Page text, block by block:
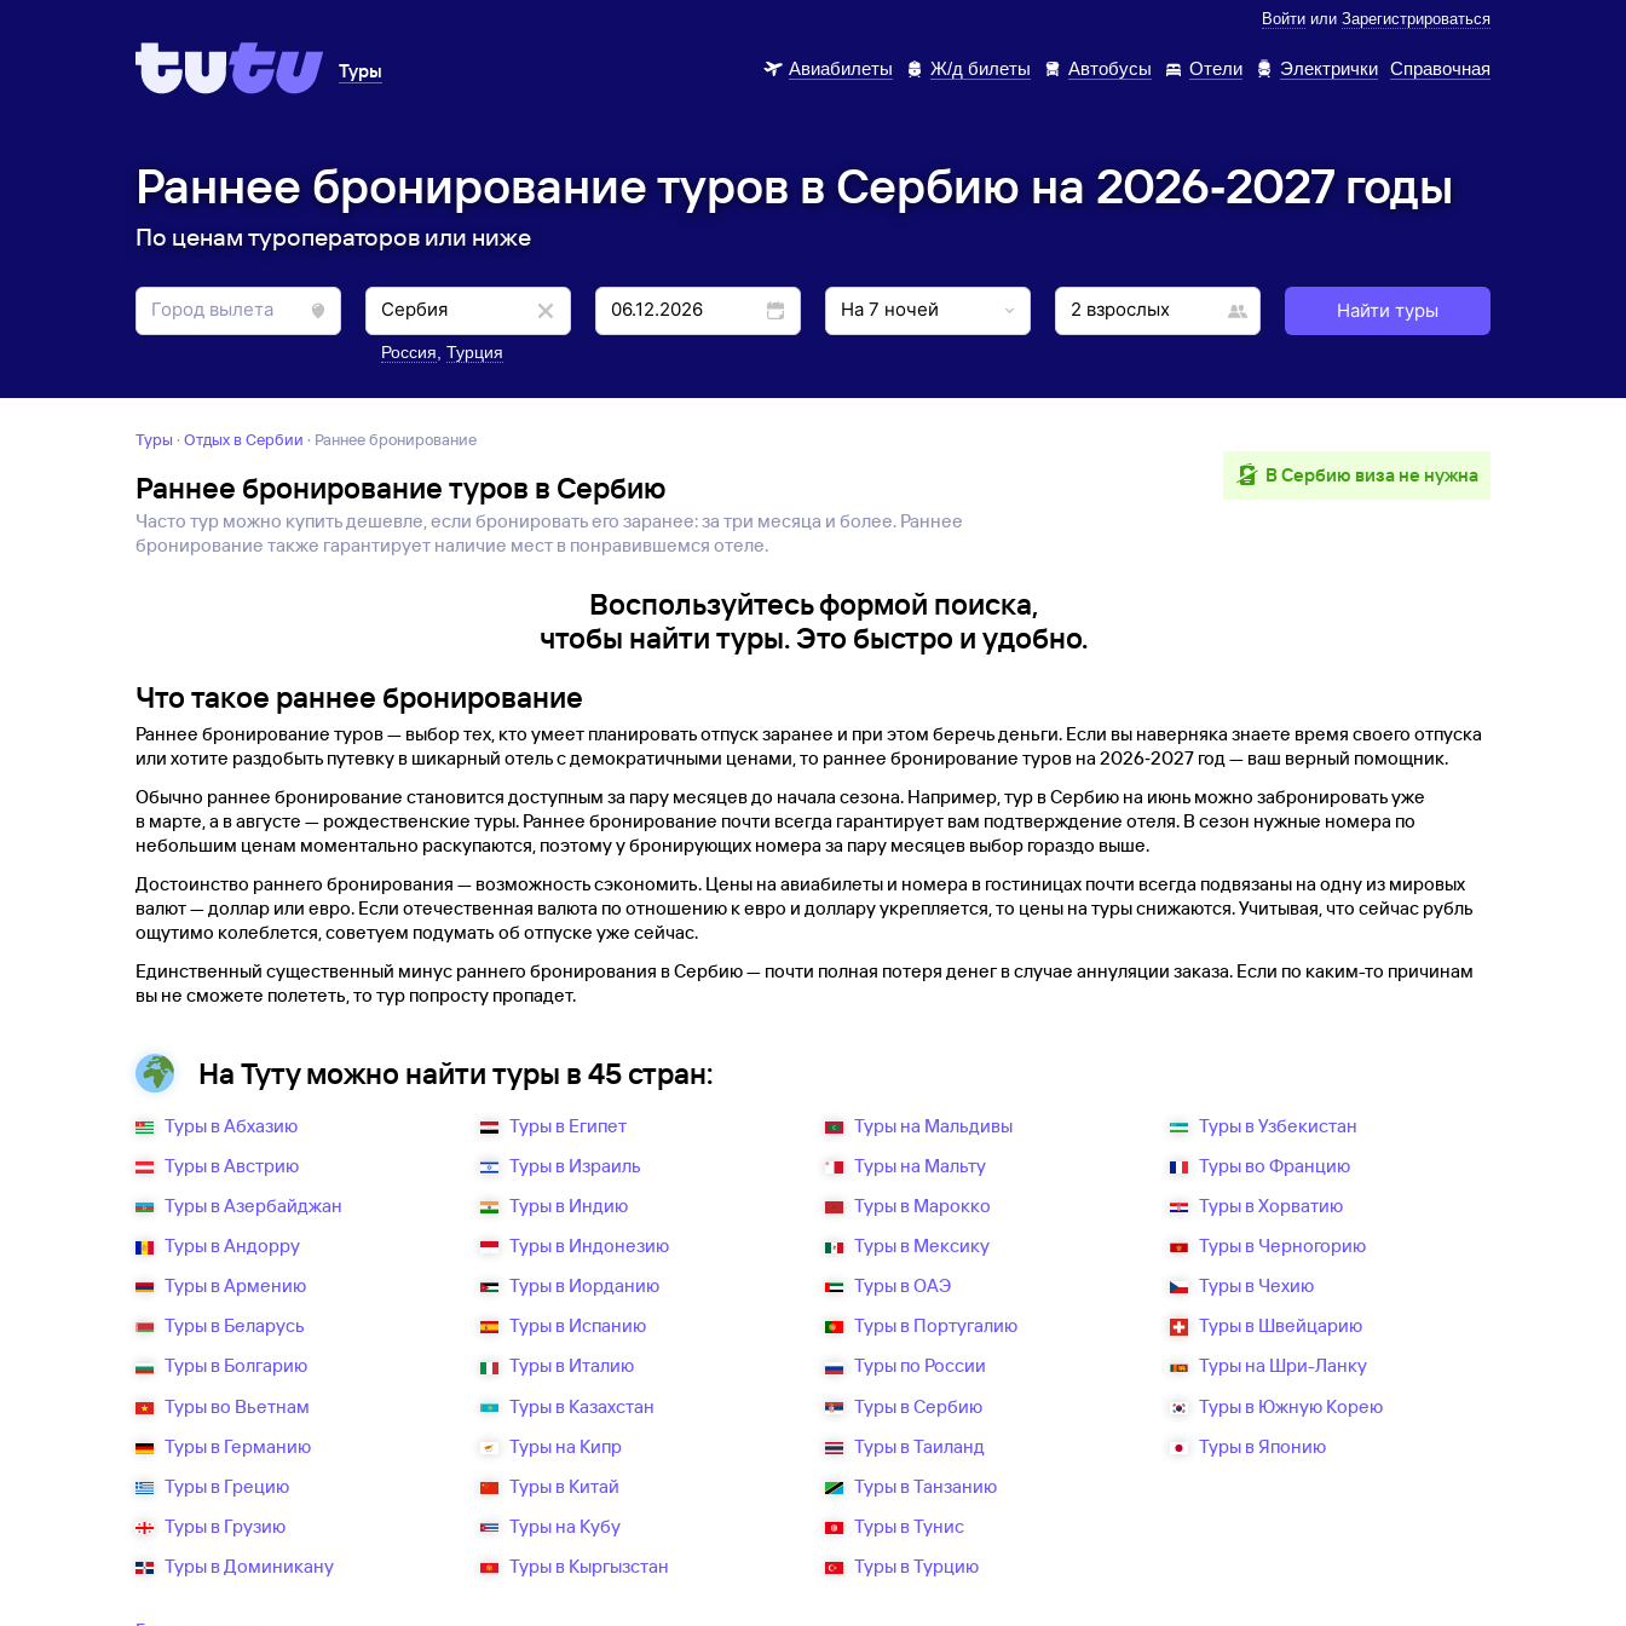
Войти или Зарегистрироваться
Туры Авиабилеты Ж/д билеты Автобусы Отели Электрички Справочная
Раннее бронирование туров в Сербию на 2026‑2027 годы
По ценам туроператоров или ниже
Россия Турция
Найти туры
Туры · Отдых в Сербии · Раннее бронирование
Раннее бронирование туров в Сербию
Часто тур можно купить дешевле, если бронировать его заранее: за три месяца и более. Раннее
бронирование также гарантирует наличие мест в понравившемся отеле.
в Сербию виза не нужна
Воспользуйтесь формой поиска,
чтобы найти туры. Это быстро и удобно.
Что такое раннее бронирование
Раннее бронирование туров — выбор тех, кто умеет планировать отпуск заранее и при этом беречь деньги. Если вы наверняка знаете время своего отпуска
или хотите раздобыть путевку в шикарный отель с демократичными ценами, то раннее бронирование туров на 2026‑2027 год — ваш верный помощник.
Обычно раннее бронирование становится доступным за пару месяцев до начала сезона. Например, тур в Сербию на июнь можно забронировать уже
в марте, а в августе — рождественские туры. Раннее бронирование почти всегда гарантирует вам подтверждение отеля. В сезон нужные номера по
небольшим ценам моментально раскупаются, поэтому у бронирующих номера за пару месяцев выбор гораздо выше.
Достоинство раннего бронирования — возможность сэкономить. Цены на авиабилеты и номера в гостиницах почти всегда подвязаны на одну из мировых
валют — доллар или евро. Если отечественная валюта по отношению к евро и доллару укрепляется, то цены на туры снижаются. Учитывая, что сейчас рубль
ощутимо колеблется, советуем подумать об отпуске уже сейчас.
Единственный существенный минус раннего бронирования в Сербию — почти полная потеря денег в случае аннуляции заказа. Если по каким-то причинам
вы не сможете полететь, то тур попросту пропадет.
На Туту можно найти туры в 45 стран:
Туры в Абхазию
Туры в Австрию
Туры в Азербайджан
Туры в Андорру
Туры в Армению
Туры в Беларусь
Туры в Болгарию
Туры во Вьетнам
Туры в Германию
Туры в Грецию
Туры в Грузию
Туры в Доминикану
Туры в Египет
Туры в Израиль
Туры в Индию
Туры в Индонезию
Туры в Иорданию
Туры в Испанию
Туры в Италию
Туры в Казахстан
Туры на Кипр
Туры в Китай
Туры на Кубу
Туры в Кыргызстан
Туры на Мальдивы
Туры на Мальту
Туры в Марокко
Туры в Мексику
Туры в ОАЭ
Туры в Португалию
Туры по России
Туры в Сербию
Туры в Таиланд
Туры в Танзанию
Туры в Тунис
Туры в Турцию
Туры в Узбекистан
Туры во Францию
Туры в Хорватию
Туры в Черногорию
Туры в Чехию
Туры в Швейцарию
Туры на Шри-Ланку
Туры в Южную Корею
Туры в Японию